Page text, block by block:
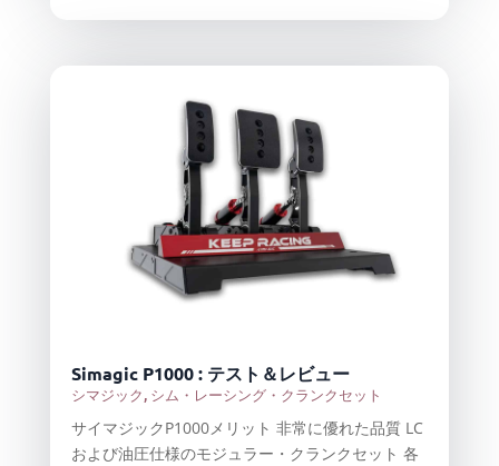
Simagic P1000 : テスト＆レビュー
シマジック, シム・レーシング・クランクセット
サイマジックP1000メリット 非常に優れた品質 LC
および油圧仕様のモジュラー・クランクセット 各